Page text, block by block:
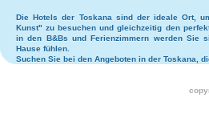
DieHotels der Toskana sind der ideale Ort,
Kunst" zu besuchen und gleichzeitig den
in den B&Bs undFerienzimmern werden Sie
Hause fühlen.
Suchen Sie bei den Angeboten in der Toskana ,